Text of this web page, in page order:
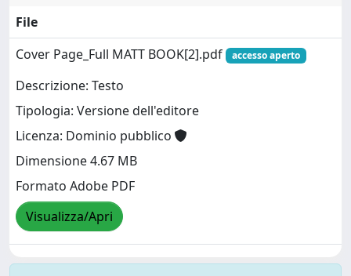
File
Cover Page_Full MATT BOOK[2].pdf
accesso aperto
Descrizione: Testo
Tipologia: Versione dell'editore
Licenza: Dominio pubblico
Dimensione 4.67 MB
Formato Adobe PDF
Visualizza/Apri